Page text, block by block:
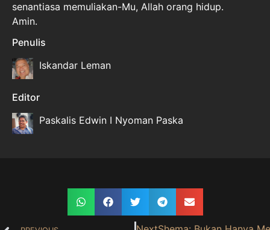
senantiasa memuliakan-Mu, Allah orang hidup.
Amin.
Penulis
Iskandar Leman
Editor
Paskalis Edwin I Nyoman Paska